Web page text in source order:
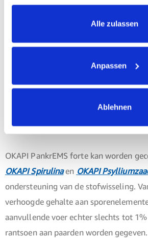
Alle zulassen
Anpassen
Ablehnen
paarden die gevoelig reageren op hoge
in hun voer en
ontwikkelen. Ook paarden waarvan
Kan ik OKAPI PankrEMS
OKAPI PankrEMS forte kan worden
OKAPI Spirulinaen OKAPI
ondersteuning van de stofwisseling.
verhoogde gehalte aan
aanvullende voer echter slechts tot
rantsoen aan paarden worden gegeven.